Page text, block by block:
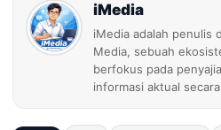
iMedia
iMedia adalah penulis
Media, sebuah
berfokus pada
informasi aktual